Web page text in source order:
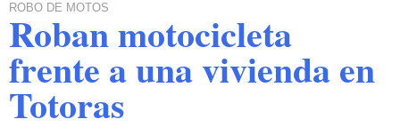
ROBO DE MOTOS
Roban motocicleta
frente a una vivienda en
Totoras